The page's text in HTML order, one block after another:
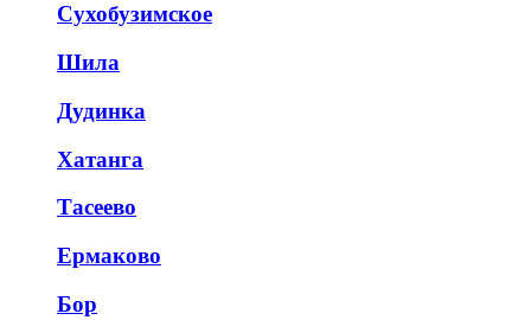
Сухобузимское
Шила
Дудинка
Хатанга
Тасеево
Ермаково
Бор